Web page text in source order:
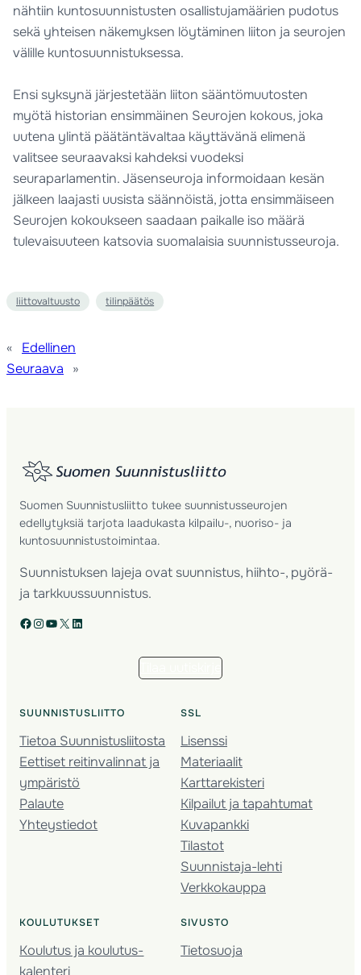
nähtiin kuntosuunnistusten osallistujamäärien pudotus
sekä yhteisen näkemyksen löytäminen liiton ja seurojen
välille kuntosuunnistuksessa.
Ensi syksynä järjestetään liiton sääntömuutosten
myötä historian ensimmäinen Seurojen kokous, joka
uutena ylintä päätäntävaltaa käyttävänä elimenä
valitsee seuraavaksi kahdeksi vuodeksi
seuraparlamentin. Jäsenseuroja informoidaan kesän
jälkeen laajasti uusista säännöistä, jotta ensimmäiseen
Seurojen kokoukseen saadaan paikalle iso määrä
tulevaisuuteen katsovia suomalaisia suunnistusseuroja.
liittovaltuusto tilinpäätös
«
Edellinen
Seuraava
»
Suomen Suunnistusliitto tukee suunnistusseurojen
edellytyksiä tarjota laadukasta kilpailu-, nuoriso- ja
kuntosuunnistustoimintaa.
Suunnistuksen lajeja ovat suunnistus, hiihto-, pyörä-
ja tarkkuussuunnistus.
Facebook Instagram YouTube X LinkedIn
SUUNNISTUSLIITTO
Tietoa Suunnistusliitosta
Eettiset reitinvalinnat ja
ympäristö
Palaute
Yhteystiedot
SSL
Lisenssi
Materiaalit
Karttarekisteri
Kilpailut ja tapahtumat
Kuvapankki
Tilastot
Suunnistaja-lehti
Verkkokauppa
KOULUTUKSET
Koulutus ja koulutus­
kalenteri
SIVUSTO
Tietosuoja